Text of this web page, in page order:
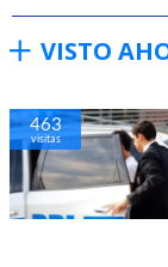
VISTO
463
visitas